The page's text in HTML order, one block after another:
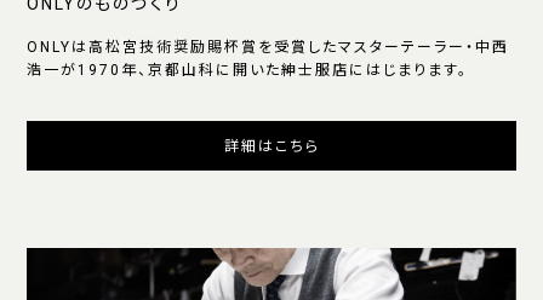
ONLYは高松宮技術奨励賜杯賞を受賞したマスターテーラー・中西
浩一が1970年、京都山科に開いた紳士服店にはじまります。
詳細はこちら